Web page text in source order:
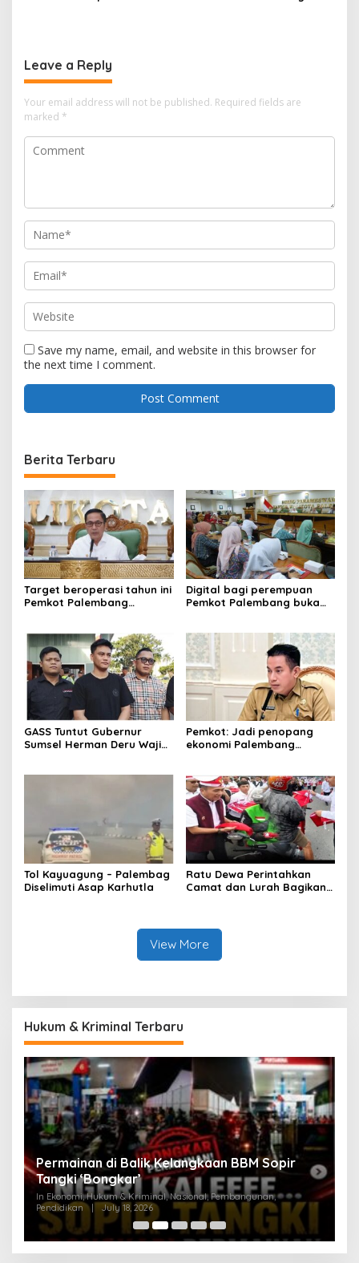
Leave a Reply
Your email address will not be published. Required fields are
marked *
Save my name, email, and website in this browser for
the next time I comment.
Berita Terbaru
Target beroperasi tahun ini
Pemkot Palembang
Digital bagi perempuan
Pemkot Palembang buka
GASS Tuntut Gubernur
Sumsel Herman Deru Wajib
Pemkot: Jadi penopang
ekonomi Palembang
Tol Kayuagung – Palembag
Diselimuti Asap Karhutla
Ratu Dewa Perintahkan
Camat dan Lurah Bagikan
View More
Hukum & Kriminal Terbaru
Permainan di Balik Kelangkaan BBM Sopir
Tangki ‘Bongkar’
In Ekonomi, Hukum & Kriminal, Nasional, Pembangunan,
Pendidikan
July 18, 2026